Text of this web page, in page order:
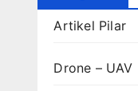
Artikel Pilar
Drone – UAV